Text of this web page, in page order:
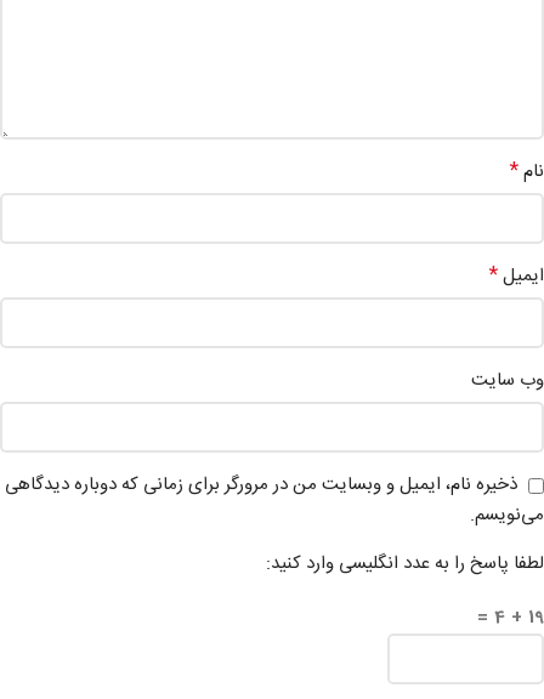
نام*
ایمیل*
وب‌ سایت
ذخیره نام، ایمیل و وبسایت من در مرورگر برای زمانی که دوباره دیدگاهی
می‌نویسم.
لطفا پاسخ را به عدد انگلیسی وارد کنید:
19 + 4 =